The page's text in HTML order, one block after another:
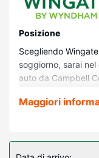
Posizione
Scegliendo
soggiorno, sarai
auto da Campbell
AVA Community
Rilassati in una
frigorifero e TV a
Maggiori